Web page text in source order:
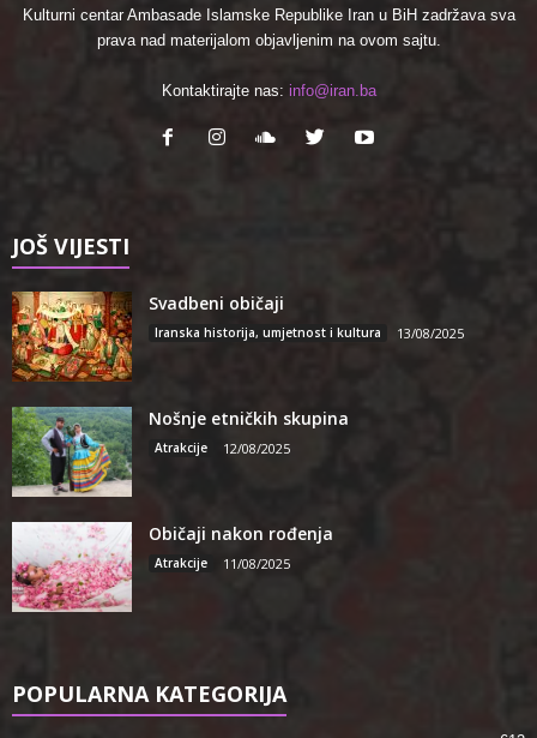
Kulturni centar Ambasade Islamske Republike Iran u BiH zadržava sva
prava nad materijalom objavljenim na ovom sajtu.
Kontaktirajte nas: info@iran.ba
JOŠ VIJESTI
Svadbeni običaji
Iranska historija, umjetnost i kultura 13/08/2025
Nošnje etničkih skupina
Atrakcije 12/08/2025
Običaji nakon rođenja
Atrakcije 11/08/2025
POPULARNA KATEGORIJA